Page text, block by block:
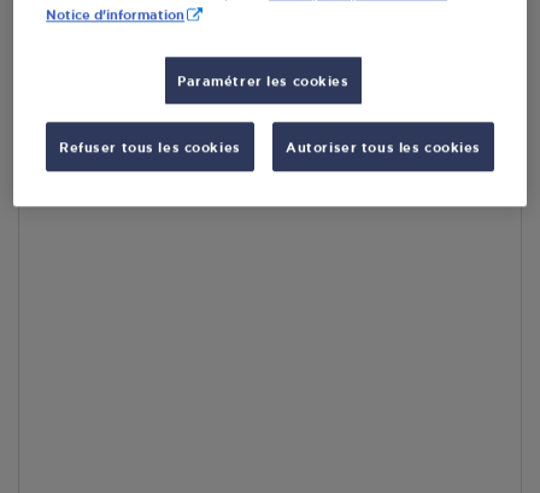
Accès
Notice d'information
Paramétrer les cookies
Refuser tous les cookies Autoriser tous les cookies